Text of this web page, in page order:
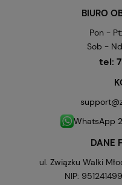
BIURO
Pon -
Sob -
tel:
WhatsApp
DANE
ul. Związku Walki
NIP: